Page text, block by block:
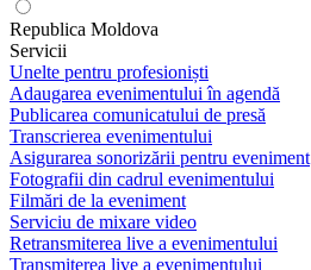
Republica Moldova
Servicii
Unelte pentru profesioniști
Adaugarea evenimentului în agendă
Publicarea comunicatului de presă
Transcrierea evenimentului
Asigurarea sonorizării pentru eveniment
Fotografii din cadrul evenimentului
Filmări de la eveniment
Serviciu de mixare video
Retransmiterea live a evenimentului
Transmiterea live a evenimentului